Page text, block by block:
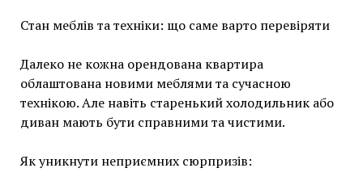
Стан меблів та техніки: що саме варто перевіряти
Далеко не кожна орендована квартира
облаштована новими меблями та сучасною
технікою. Але навіть старенький холодильник або
диван мають бути справними та чистими.
Як уникнути неприємних сюрпризів: